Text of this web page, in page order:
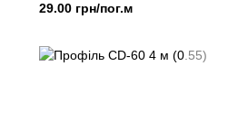
29.00 грн/пог.м